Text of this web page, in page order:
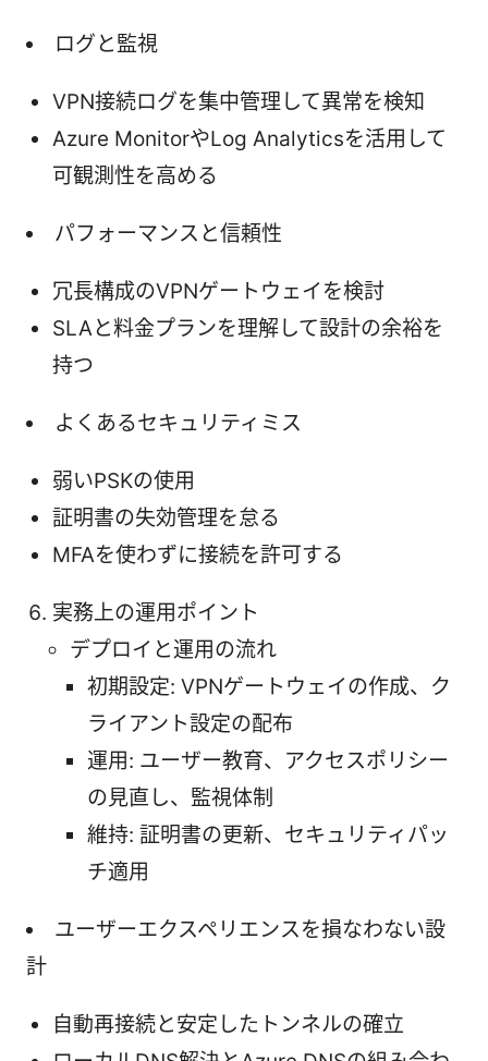
ログと監視
VPN接続ログを集中管理して異常を検知
Azure MonitorやLog Analyticsを活用して
可観測性を高める
パフォーマンスと信頼性
冗長構成のVPNゲートウェイを検討
SLAと料金プランを理解して設計の余裕を
持つ
よくあるセキュリティミス
弱いPSKの使用
証明書の失効管理を怠る
MFAを使わずに接続を許可する
実務上の運用ポイント
デプロイと運用の流れ
初期設定: VPNゲートウェイの作成、ク
ライアント設定の配布
運用: ユーザー教育、アクセスポリシー
の見直し、監視体制
維持: 証明書の更新、セキュリティパッ
チ適用
ユーザーエクスペリエンスを損なわない設
計
自動再接続と安定したトンネルの確立